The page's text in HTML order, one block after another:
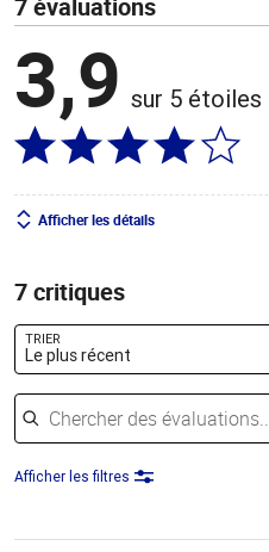
7 évaluations
3,9 sur 5 étoiles
Afficher les détails
7 critiques
TRIER
Le plus récent
Chercher des évaluations
Afficher les filtres